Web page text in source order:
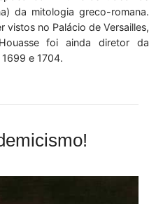
da mitologia greco-romana.
vistos no Palácio de Versailles,
foi ainda diretor da
e 1704.